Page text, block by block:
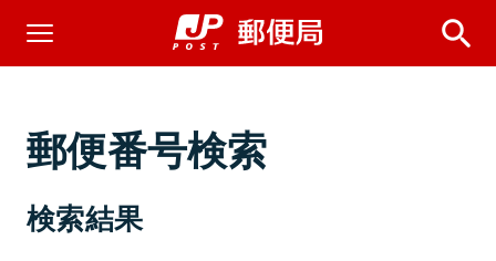
郵便番号検索
検索結果